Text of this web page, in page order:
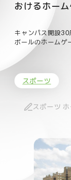
おけるホーム
キャンパス開設30
ボールのホームゲ
スポーツ
スポーツ